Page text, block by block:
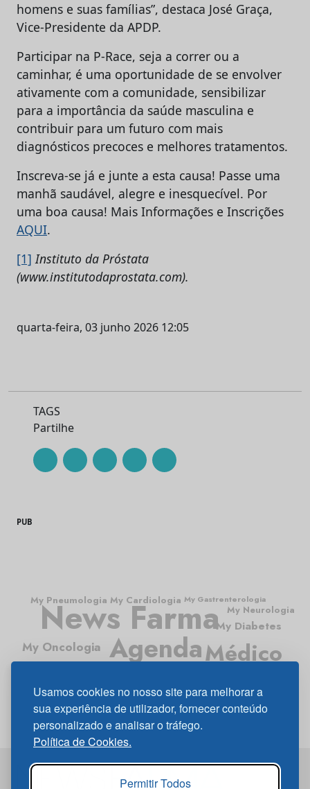
Usamos cookies no nosso site para melhorar a
sua experiência de utilizador, fornecer conteúdo
personalizado e analisar o tráfego.
Política de Cookies.
Permitir Todos
homens e suas famílias”, destaca José Graça,
Vice-Presidente da APDP.
Participar na P-Race, seja a correr ou a
caminhar, é uma oportunidade de se envolver
ativamente com a comunidade, sensibilizar
para a importância da saúde masculina e
contribuir para um futuro com mais
diagnósticos precoces e melhores tratamentos.
Inscreva-se já e junte a esta causa! Passe uma
manhã saudável, alegre e inesquecível. Por
uma boa causa! Mais Informações e Inscrições
AQUI.
[1] Instituto da Próstata
(www.institutodaprostata.com).
quarta-feira, 03 junho 2026 12:05
TAGS
Partilhe
PUB
Agenda
News Farma
Médico News
Médico
My Oncologia
My Diabetes
My Cardiologia My Gastrenterologia
My Pneumologia
My Neurologia